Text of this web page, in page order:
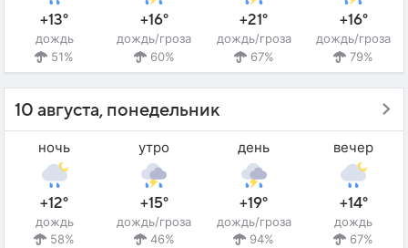
+13°
дождь
51%
+16°
дождь/гроза
60%
+21°
дождь/гроза
67%
+16°
дождь/гроза
79%
10 августа, понедельник
ночь
+12°
дождь
58%
утро
+15°
дождь/гроза
46%
день
+19°
дождь/гроза
94%
вечер
+14°
дождь
67%